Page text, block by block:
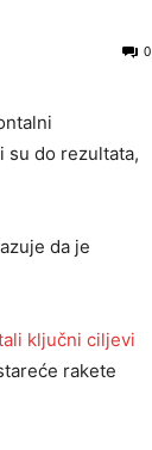
0
su do rezultata,
da je
ključni ciljevi
rakete